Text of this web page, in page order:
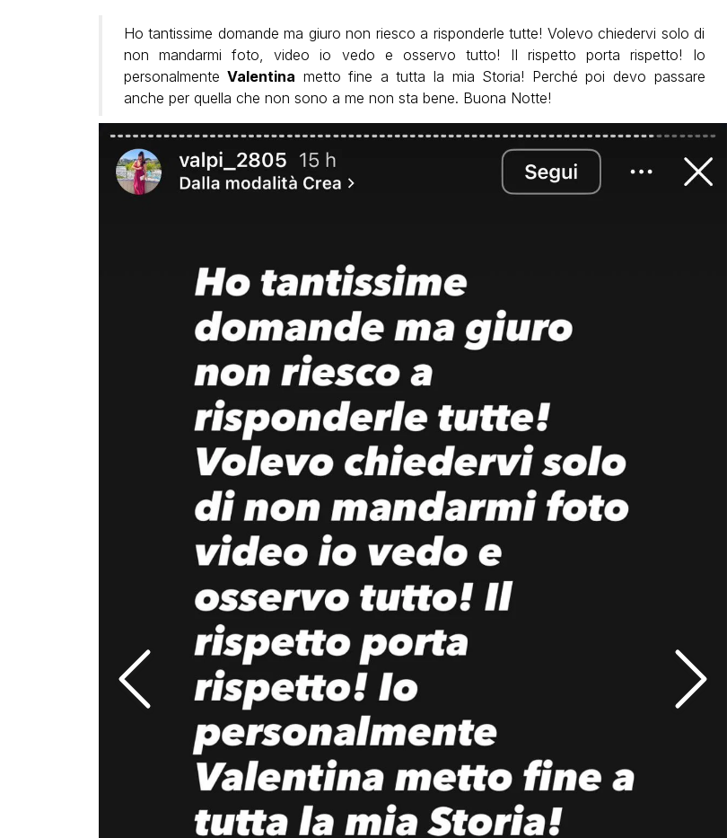
Ho tantissime domande ma giuro non riesco a risponderle tutte! Volevo chiedervi solo di
non mandarmi foto, video io vedo e osservo tutto! II rispetto porta rispetto! Io
personalmenteValentina metto fine a tutta la mia Storia! Perché poi devo passare
anche per quella che non sono a me non sta bene. Buona Notte!